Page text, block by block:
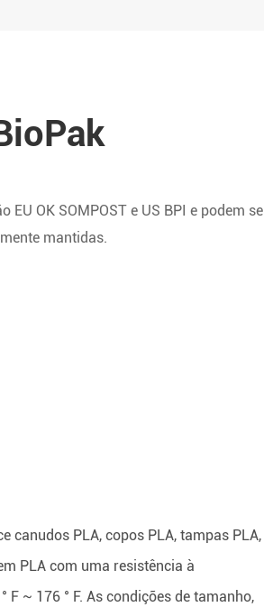
OK SOMPOST e US BPI e podem
mantidas.
canudos PLA, copos PLA, tampas PLA,
PLA com uma resistência à
F ~ 176 ° F. As condições de tamanho,